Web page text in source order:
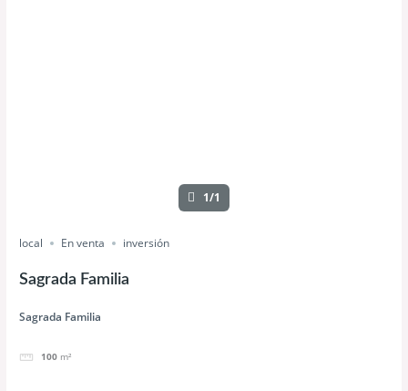
1/1
local En venta inversión
Sagrada Familia
Sagrada Familia
100 m²